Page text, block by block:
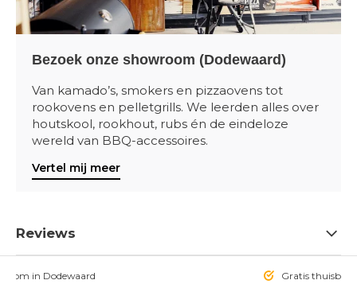
Bezoek onze showroom (Dodewaard)
Van kamado’s, smokers en pizzaovens tot
rookovens en pelletgrills. We leerden alles over
houtskool, rookhout, rubs én de eindeloze
wereld van BBQ-accessoires.
Vertel mij meer
Reviews
in Dodewaard Gratis